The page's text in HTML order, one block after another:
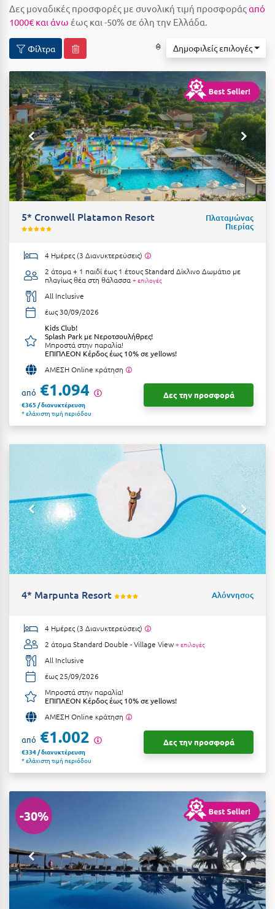
Αιδηψός
Αλισσός Αχαΐας
Αλόννησος
Αμαλιάδα
Αμάρυνθος
Αμοργός
Αμφίκλεια
Ανάβυσσος
Άνδρος
Αράχωβα
Αργολίδα
Αριδαία
Αρκαδία
Αρκίτσα
Αρτέμιδα
Αρχαία Ολυμπία
Αστυπάλαια
Β
Βansko
Βόλος
Βυτίνα
Γαλαξiδι
Γλυφάδα
Γρεβενά
Διακοπτό
Ε
Ελάτη Αρκαδίας
Ελληνικό Αρκαδίας
ΤΎΠΟΣ ΔΙΑΤΡΟΦΉΣ
Πρωινό
Ημιδιατροφή
Ημιδιατροφή + Ποτά
Πλήρης Διατροφή
All Inclusive
Ένα Γεύμα
Δύο Γεύματα + Ποτά
ΤΎΠΟΣ ΚΑΤΑΛΎΜΑΤΟΣ
Ξενοδοχεία 2 Αστέρων
Ξενοδοχεία 3 Αστέρων
Ξενοδοχεία 4 Αστέρων
Ξενοδοχεία 5 Αστέρων
Βίλες
Κρουαζιέρες
Ενοικιαζόμενα Δωμάτια
Ξενώνες
Camping
Suites
Δες όλα τα πακέτα διακοπών
Δες μοναδικές προσφορές με συνολική τιμή προσφοράςαπό
1000€ και άνω έως και -50% σε όλη την Ελλάδα.
Φίλτρα Δημοφιλείς επιλογές
5* Cronwell Platamon Resort Πλαταμώνας
Πιερίας
4 Ημέρες (3 Διανυκτερεύσεις)
2 άτομα + 1 παιδί έως 1 έτουςStandard Δίκλινο Δωμάτιο με
πλαγίως θέα στη θάλασσα + επιλογές
All Inclusive
έως 30/09/2026
Kids Club!
Splash Park με Νεροτσουλήθρες!
Μπροστά στην παραλία!
ΕΠΙΠΛΕΟΝ Κέρδος έως 10% σε yellows!
ΑΜΕΣΗ Online κράτηση
από €1.094
€365 / διανυκτέρευση
* ελάχιστη τιμή περιόδου
Δες την προσφορά
4* Marpunta Resort Αλόννησος
4 Ημέρες (3 Διανυκτερεύσεις)
2 άτομα Standard Double - Village View + επιλογές
All Inclusive
έως 25/09/2026
Μπροστά στην παραλία!
ΕΠΙΠΛΕΟΝ Κέρδος έως 10% σε yellows!
ΑΜΕΣΗ Online κράτηση
από €1.002
€334 / διανυκτέρευση
* ελάχιστη τιμή περιόδου
Δες την προσφορά
-30%